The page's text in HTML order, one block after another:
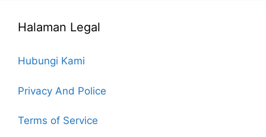
Halaman Legal
Hubungi Kami
Privacy And Police
Terms of Service